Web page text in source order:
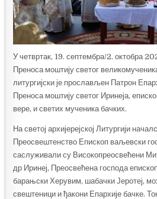
У четвртак, 19. септембра/2. октобра
Преноса моштију светог
литургијски је прослављен Патрон
Преноса моштију светог Иринеја,
вере, и светих мученика бачких.
На светој архијерејској Литургији
Преосвештенство Епископ ваљевски
саслуживали су Високопреосвећени
др Иринеј, Преосвећена господа
барањски Херувим, шабачки Јеротеј,
свештеници и ђакони Епархије бачке.